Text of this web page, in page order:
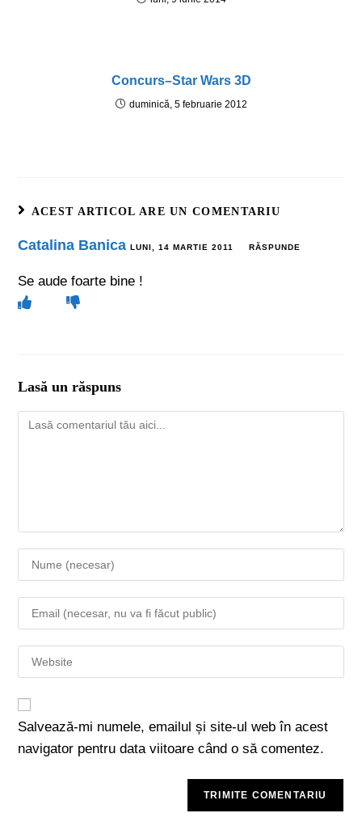
Concurs–Star Wars 3D
duminică, 5 februarie 2012
ACEST ARTICOL ARE UN COMENTARIU
Catalina Banica LUNI, 14 MARTIE 2011 RĂSPUNDE
Se aude foarte bine !
Lasă un răspuns
Salvează-mi numele, emailul și site-ul web în acest
navigator pentru data viitoare când o să comentez.